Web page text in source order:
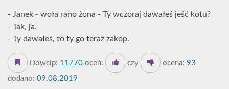
- Janek - woła rano żona - Ty wczoraj dawałeś jeść kotu?
- Tak, ja.
- Ty dawałeś, to ty go teraz zakop.
Dowcip: 11770 oceń: czy ocena: 93
dodano: 09.08.2019